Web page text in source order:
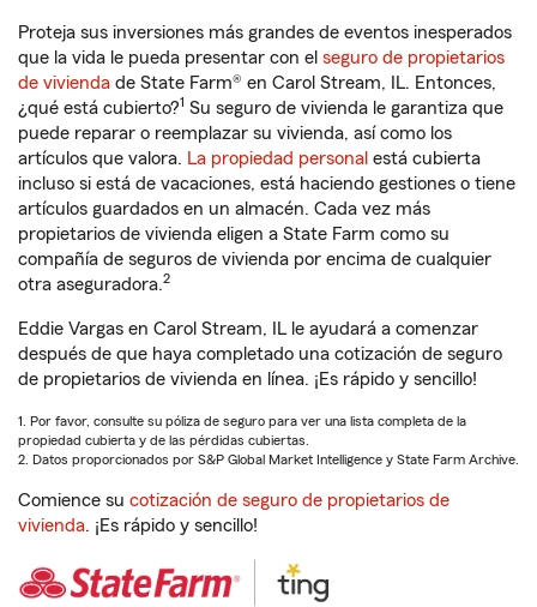
Proteja sus inversiones más grandes de eventos inesperados
que la vida le pueda presentar con el seguro de propietarios
de vivienda de State Farm® en Carol Stream, IL. Entonces,
¿qué está cubierto?1 Su seguro de vivienda le garantiza que
puede reparar o reemplazar su vivienda, así como los
artículos que valora. La propiedad personal está cubierta
incluso si está de vacaciones, está haciendo gestiones o tiene
artículos guardados en un almacén. Cada vez más
propietarios de vivienda eligen a State Farm como su
compañía de seguros de vivienda por encima de cualquier
otra aseguradora.2
Eddie Vargas en Carol Stream, IL le ayudará a comenzar
después de que haya completado una cotización de seguro
de propietarios de vivienda en línea. ¡Es rápido y sencillo!
1. Por favor, consulte su póliza de seguro para ver una lista completa de la
propiedad cubierta y de las pérdidas cubiertas.
2. Datos proporcionados por S&P Global Market Intelligence y State Farm Archive.
Comience su cotización de seguro de propietarios de
vivienda. ¡Es rápido y sencillo!